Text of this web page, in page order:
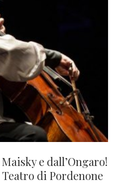
e dall’Ongaro!
di Pordenone